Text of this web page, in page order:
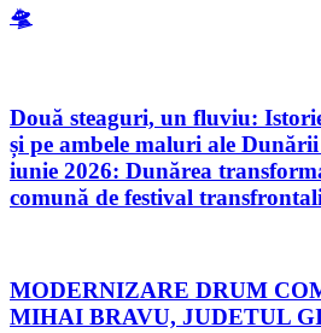
🛸
Două steaguri, un fluviu:
și pe ambele maluri ale
iunie 2026: Dunărea
comună de festival
MODERNIZARE DRUM
MIHAI BRAVU, JUDETUL